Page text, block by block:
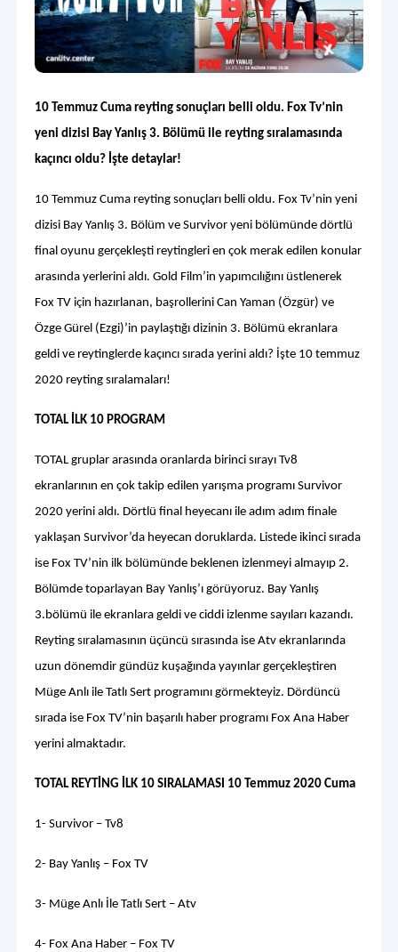
10 Temmuz Cuma reyting sonuçları belli oldu. Fox Tv’nin
yeni dizisi Bay Yanlış 3. Bölümü ile reyting sıralamasında
kaçıncı oldu? İşte detaylar!
10 Temmuz Cuma reyting sonuçları belli oldu. Fox Tv’nin yeni
dizisi Bay Yanlış 3. Bölüm ve Survivor yeni bölümünde dörtlü
final oyunu gerçekleşti reytingleri en çok merak edilen konular
arasında yerlerini aldı. Gold Film’in yapımcılığını üstlenerek
Fox TV için hazırlanan, başrollerini Can Yaman (Özgür) ve
Özge Gürel (Ezgi)’in paylaştığı dizinin 3. Bölümü ekranlara
geldi ve reytinglerde kaçıncı sırada yerini aldı? İşte 10 temmuz
2020 reyting sıralamaları!
TOTAL İLK 10 PROGRAM
TOTAL gruplar arasında oranlarda birinci sırayı Tv8
ekranlarının en çok takip edilen yarışma programı Survivor
2020 yerini aldı. Dörtlü final heyecanı ile adım adım finale
yaklaşan Survivor’da heyecan doruklarda. Listede ikinci sırada
ise Fox TV’nin ilk bölümünde beklenen izlenmeyi almayıp 2.
Bölümde toparlayan Bay Yanlış’ı görüyoruz. Bay Yanlış
3.bölümü ile ekranlara geldi ve ciddi izlenme sayıları kazandı.
Reyting sıralamasının üçüncü sırasında ise Atv ekranlarında
uzun dönemdir gündüz kuşağında yayınlar gerçekleştiren
Müge Anlı ile Tatlı Sert programını görmekteyiz. Dördüncü
sırada ise Fox TV’nin başarılı haber programı Fox Ana Haber
yerini almaktadır.
TOTAL REYTİNG İLK 10 SIRALAMASI 10 Temmuz 2020 Cuma
1- Survivor – Tv8
2- Bay Yanlış – Fox TV
3- Müge Anlı İle Tatlı Sert – Atv
4- Fox Ana Haber – Fox TV